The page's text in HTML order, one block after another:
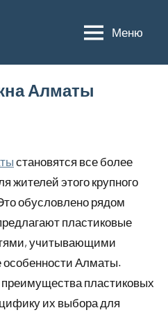
Меню
Алматы
становятся все более
жителей этого крупного
обусловлено рядом
пластиковые
учитывающими
особенности Алматы.
пластиковых
их выбора для